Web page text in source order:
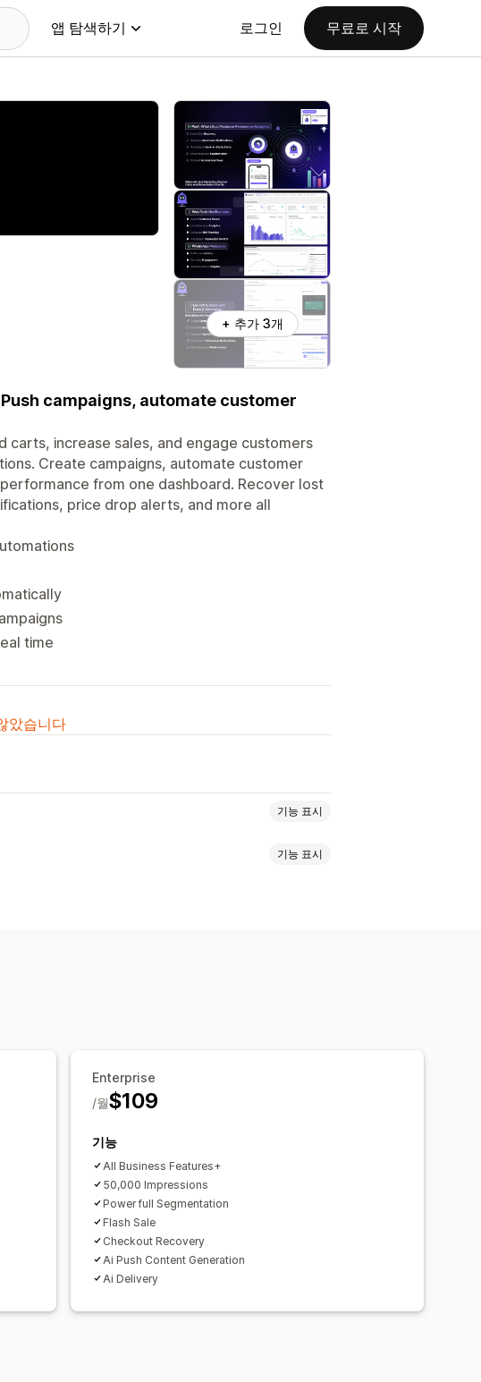
앱 탐색하기 로그인 무료로 시작
+ 추가 3개
campaigns, automate customer
carts, increase sales, and engage customers
Create campaigns, automate customer
from one dashboard. Recover lost
price drop alerts, and more all
time
았습니다
기능 표시
기능 표시
Enterprise
$109
/월
기능
All Business Features+
50,000 Impressions
Power full Segmentation
Flash Sale
Checkout Recovery
Ai Push Content Generation
Ai Delivery